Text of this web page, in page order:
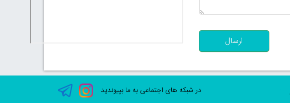
ارسال
در شبکه های اجتماعی به ما بپیوندید